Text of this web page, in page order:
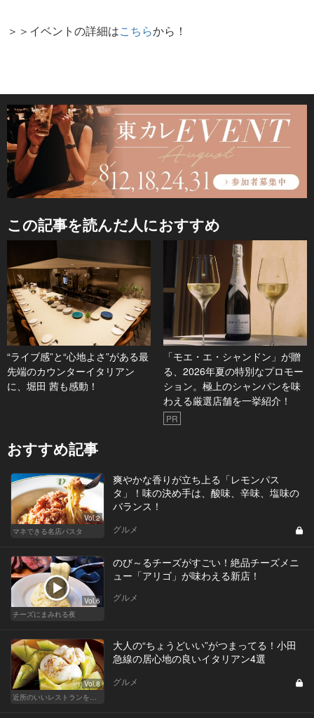
＞＞イベントの詳細はこちらから！
この記事を読んだ人におすすめ
“ライブ感”と“心地よさ”がある最
先端のカウンターイタリアン
に、堀田 茜も感動！
「モエ・エ・シャンドン」が贈
る、2026年夏の特別なプロモー
ション。極上のシャンパンを味
わえる厳選店舗を一挙紹介！
PR
おすすめ記事
Vol.2
マネできる名店パスタ
爽やかな香りが立ち上る「レモンパス
タ」！味の決め手は、酸味、辛味、塩味の
バランス！
グルメ
Vol.6
チーズにまみれる夜
のび～るチーズがすごい！絶品チーズメニ
ュー「アリゴ」が味わえる新店！
グルメ
Vol.8
近所のいいレストランを知りたい！東横、目黒線、世田谷などを深堀！
大人の“ちょうどいい”がつまってる！小田
急線の居心地の良いイタリアン4選
グルメ